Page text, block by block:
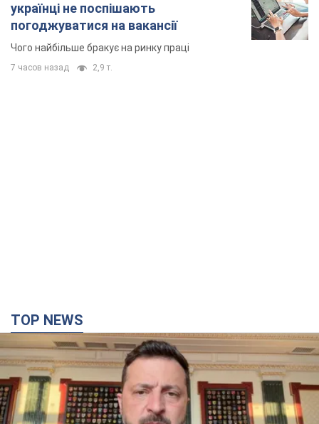
українці не поспішають
погоджуватися на вакансії
Чого найбільше бракує на ринку праці
7 часов назад 2,9 т.
TOP NEWS